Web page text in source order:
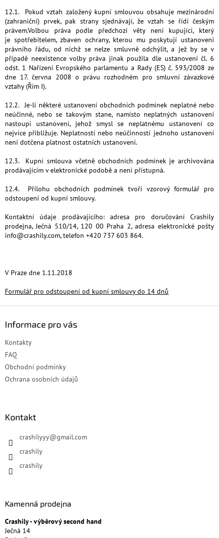
12.1. Pokud vztah založený kupní smlouvou obsahuje mezinárodní
(zahraniční) prvek, pak strany sjednávají, že vztah se řídí českým
právem.Volbou práva podle předchozí věty není kupující, který
je spotřebitelem, zbaven ochrany, kterou mu poskytují ustanovení
právního řádu, od nichž se nelze smluvně odchýlit, a jež by se v
případě neexistence volby práva jinak použila dle ustanovení čl. 6
odst. 1 Nařízení Evropského parlamentu a Rady (ES) č. 593/2008 ze
dne 17. června 2008 o právu rozhodném pro smluvní závazkové
vztahy (Řím I).
12.2. Je-li některé ustanovení obchodních podmínek neplatné nebo
neúčinné, nebo se takovým stane, namísto neplatných ustanovení
nastoupí ustanovení, jehož smysl se neplatnému ustanovení co
nejvíce přibližuje. Neplatností nebo neúčinností jednoho ustanovení
není dotčena platnost ostatních ustanovení.
12.3. Kupní smlouva včetně obchodních podmínek je archivována
prodávajícím v elektronické podobě a není přístupná.
12.4. Přílohu obchodních podmínek tvoří vzorový formulář pro
odstoupení od kupní smlouvy.
Kontaktní údaje prodávajícího: adresa pro doručování Crashily
prodejna, Ječná 510/14, 120 00 Praha 2, adresa elektronické pošty
info@crashily.com, telefon +420 737 603 864.
V Praze dne 1.11.2018
Formulář pro odstoupení od kupní smlouvy do 14 dnů
Informace pro vás
Kontakty
FAQ
Obchodní podmínky
Ochrana osobních údajů
Kontakt
crashilyyy@gmail.com
crashily
crashily
Kamenná prodejna
Crashily - výběrový second hand
Ječná 14